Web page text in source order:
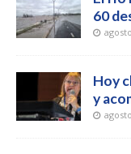
60
Hoy
y